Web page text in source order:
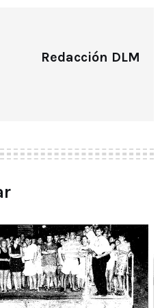
Redacción DLM